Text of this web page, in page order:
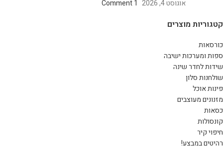
אוגוסט 4, 2026 1 Comment
קטגוריות מוצרים
כורסאות
ספות ומערכות ישיבה
שידות לחדר שינה
שולחנות סלון
פינות אוכל
מזנונים מעוצבים
כסאות
קונסולות
חיפוי קיר
רהיטים במבצע!